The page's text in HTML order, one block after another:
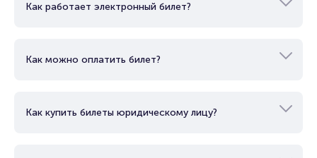
Как работает электронный билет?
Как можно оплатить билет?
Как купить билеты юридическому лицу?